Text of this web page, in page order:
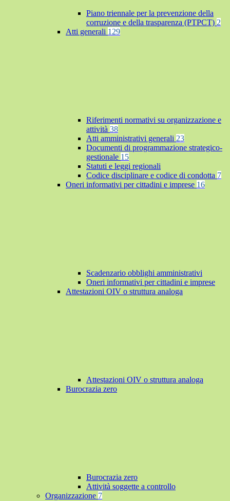
Piano triennale per la prevenzione della
corruzione e della trasparenza (PTPCT) 2
Atti generali 129
Riferimenti normativi su organizzazione e
attività 38
Atti amministrativi generali 23
Documenti di programmazione strategico-
gestionale 15
Statuti e leggi regionali
Codice disciplinare e codice di condotta 7
Oneri informativi per cittadini e imprese 16
Scadenzario obblighi amministrativi
Oneri informativi per cittadini e imprese
Attestazioni OIV o struttura analoga
Attestazioni OIV o struttura analoga
Burocrazia zero
Burocrazia zero
Attività soggette a controllo
Organizzazione 7